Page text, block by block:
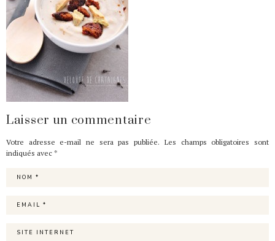
Laisser un commentaire
Votre adresse e-mail ne sera pas publiée. Les champs obligatoires sont
indiqués avec *